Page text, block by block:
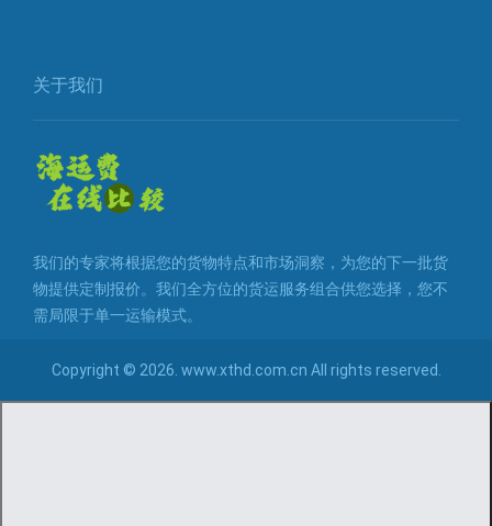
关于我们
我们的专家将根据您的货物特点和市场洞察，为您的下一批货
物提供定制报价。我们全方位的货运服务组合供您选择，您不
需局限于单一运输模式。
Copyright © 2026. www.xthd.com.cn All rights reserved.